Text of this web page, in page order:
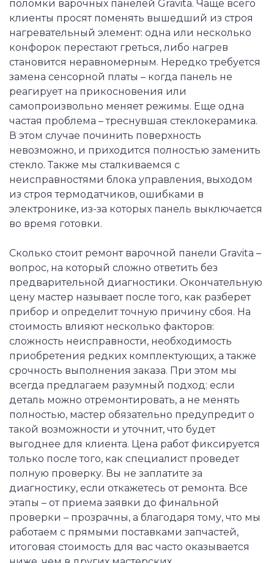
поломки варочных панелей Gravita. Чаще всего
клиенты просят поменять вышедший из строя
нагревательный элемент: одна или несколько
конфорок перестают греться, либо нагрев
становится неравномерным. Нередко требуется
замена сенсорной платы – когда панель не
реагирует на прикосновения или
самопроизвольно меняет режимы. Еще одна
частая проблема – треснувшая стеклокерамика.
В этом случае починить поверхность
невозможно, и приходится полностью заменить
стекло. Также мы сталкиваемся с
неисправностями блока управления, выходом
из строя термодатчиков, ошибками в
электронике, из-за которых панель выключается
во время готовки.
Сколько стоит ремонт варочной панели Gravita –
вопрос, на который сложно ответить без
предварительной диагностики. Окончательную
цену мастер называет после того, как разберет
прибор и определит точную причину сбоя. На
стоимость влияют несколько факторов:
сложность неисправности, необходимость
приобретения редких комплектующих, а также
срочность выполнения заказа. При этом мы
всегда предлагаем разумный подход: если
деталь можно отремонтировать, а не менять
полностью, мастер обязательно предупредит о
такой возможности и уточнит, что будет
выгоднее для клиента. Цена работ фиксируется
только после того, как специалист проведет
полную проверку. Вы не заплатите за
диагностику, если откажетесь от ремонта. Все
этапы – от приема заявки до финальной
проверки – прозрачны, а благодаря тому, что мы
работаем с прямыми поставками запчастей,
итоговая стоимость для вас часто оказывается